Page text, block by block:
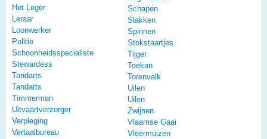
Het Leger
Leraar
Loonwerker
Politie
Schoonheidsspecialiste
Stewardess
Tandarts
Tandarts
Timmerman
Uitvaartverzorger
Verpleging
Vertaalbureau
Schapen
Slakken
Spinnen
Stokstaartjes
Tijger
Toekan
Torenvalk
Uilen
Uilen
Zwijnen
Vlaamse Gaai
Vleermuizen